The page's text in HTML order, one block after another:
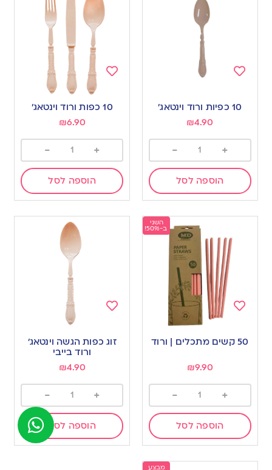
wishlist
10 כפיות ורוד וינטאג’
₪4.90
+
-
הוספה לסל
wishlist
10 כפות ורוד וינטאג’
₪6.90
+
-
הוספה לסל
השני
ב-50%!
to
wishlist
50 קשים מתכלים | ורוד
₪9.90
+
-
הוספה לסל
to
wishlist
זוג כפות הגשה וינטאג׳
ורוד בייבי
₪4.90
+
-
הוספה לסל
מבצע